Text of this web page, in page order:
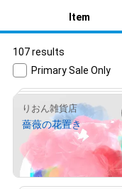
日頃ご愛顧くださる皆
にも、深く感謝です✨
今後ともよろしくお
Item
107 results
Primary Sale Only
りおん雑貨店
薔薇の花置き
¥3,000 19.01
Primary Sale